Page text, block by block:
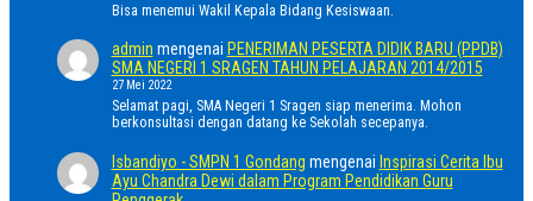
Bisa menemui Wakil Kepala Bidang Kesiswaan.
admin mengenai PENERIMAN PESERTA DIDIK BARU (PPDB)
SMA NEGERI 1 SRAGEN TAHUN PELAJARAN 2014/2015
27 Mei 2022
Selamat pagi, SMA Negeri 1 Sragen siap menerima. Mohon
berkonsultasi dengan datang ke Sekolah secepanya.
Isbandiyo - SMPN 1 Gondang mengenai Inspirasi Cerita Ibu
Ayu Chandra Dewi dalam Program Pendidikan Guru